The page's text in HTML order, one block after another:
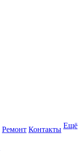
Ремонт Контакты Ещё